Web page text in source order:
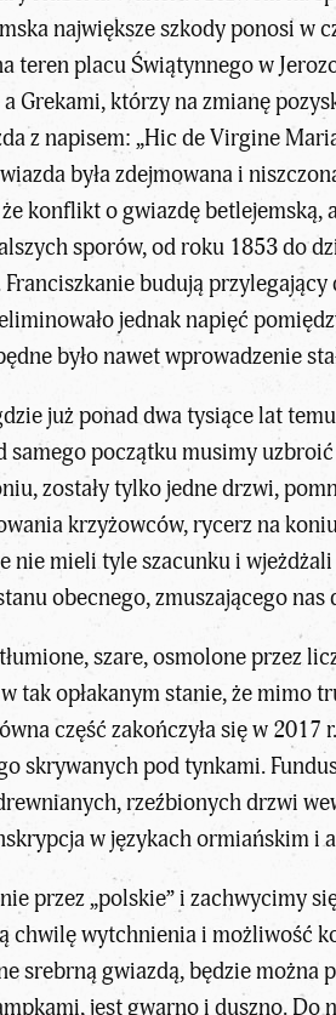
największe szkody ponosi w
placu Świątynnego w
którzy na zmianę
z napisem: „Hic de Virgine
była zdejmowana i
konflikt o gwiazdę
sporów, od roku 1853 do
budują
jednak napięć
było nawet wprowadzenie
już ponad dwa tysiące lat
początku musimy
zostały tylko jedne drzwi,
krzyżowców, rycerz na
nie mieli tyle szacunku i
obecnego, zmuszającego nas
szare, osmolone przez
tak opłakanym stanie, że
część zakończyła się w
skrywanych pod tynkami.
rzeźbionych drzwi
w językach ormiańskim i
przez „polskie” i zachwycimy
chwilę wytchnienia i możliwość
srebrną gwiazdą, będzie
jest gwarno i duszno.